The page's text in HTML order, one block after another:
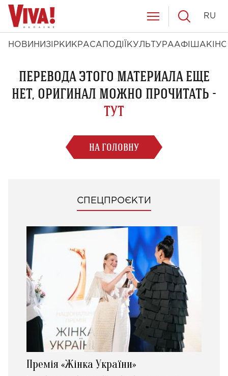
НОВИНИ ЗІРКИ КРАСА ПОДІЇ КУЛЬТУРААФІША КІНО
RU
ПЕРЕВОДА ЭТОГО МАТЕРИАЛА ЕЩЕ
НЕТ, ОРИГИНАЛ МОЖНО ПРОЧИТАТЬ -
ТУТ
НА ГОЛОВНУ
СПЕЦПРОЄКТИ
Премія «Жінка України»